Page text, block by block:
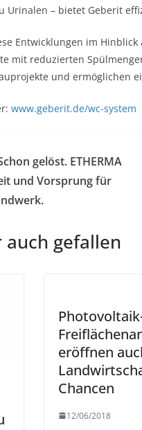
Urinalen – bietet Geberit
Entwicklungen im Hinblick
mit reduzierten
und ermöglichen
www.geberit.de/wc-system
gelöst. ETHERMA
und Vorsprung für
gefallen
eröffnen
Chancen
12/06/2018